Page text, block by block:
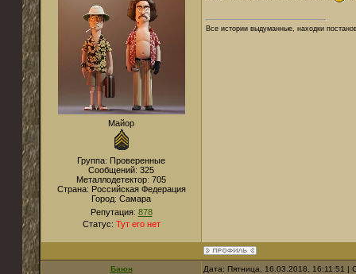
Майор
Группа: Проверенные
Сообщений: 325
Металлодетектор: 705
Страна: Российская Федерация
Город: Самара
Репутация: 878
Статус: Тут его нет
Все истории выдуманные, находки
Баюн Дата: Пятница, 16.03.2018, 16:11:51